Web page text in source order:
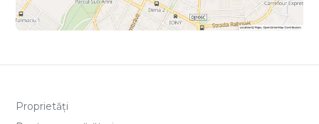
Proprietăți